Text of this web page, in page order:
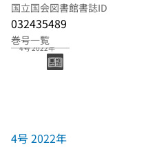
国立国会図書館書誌ID
032435489
巻号一覧
4号 2022年
4号 2022年